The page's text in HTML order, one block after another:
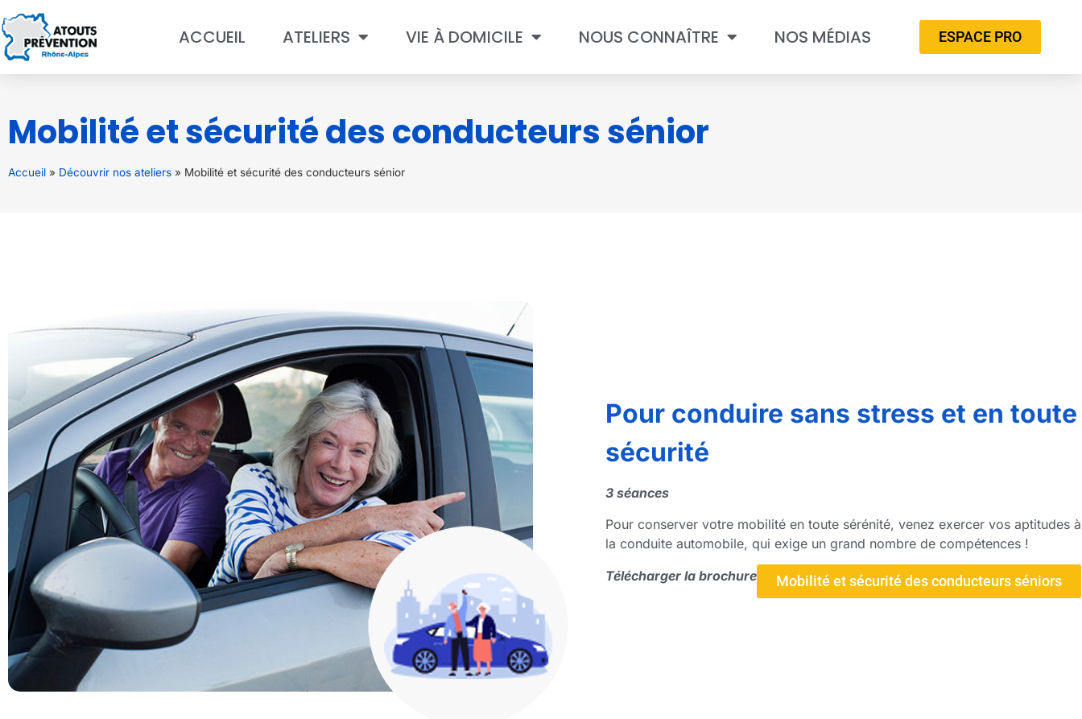
ACCUEIL ATELIERS VIE À DOMICILE NOUS CONNAÎTRE NOS MÉDIAS ESPACE PRO
Mobilité et sécurité des conducteurs sénior
Accueil » Découvrir nos ateliers » Mobilité et sécurité des conducteurs sénior
Pour conduire sans stress et en toute
sécurité
3 séances
Pour conserver votre mobilité en toute sérénité, venez exercer vos aptitudes à
la conduite automobile, qui exige un grand nombre de compétences !
Télécharger la brochure Mobilité et sécurité des conducteurs séniors